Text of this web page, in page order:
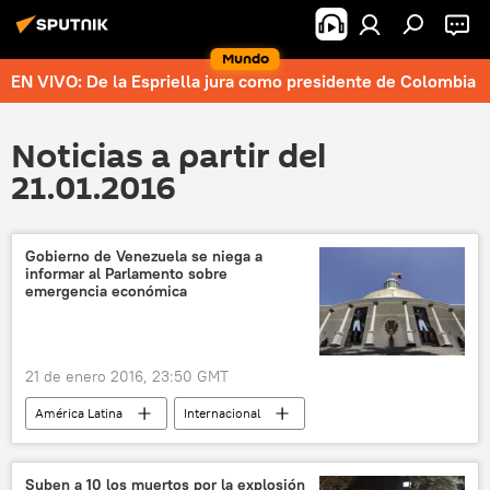
Mundo
EN VIVO: De la Espriella jura como presidente de Colombia
Noticias a partir del
21.01.2016
Gobierno de Venezuela se niega a
informar al Parlamento sobre
emergencia económica
21 de enero 2016, 23:50 GMT
América Latina
Internacional
Venezuela
Nicolás Maduro
Héctor Rodríguez
Suben a 10 los muertos por la explosión